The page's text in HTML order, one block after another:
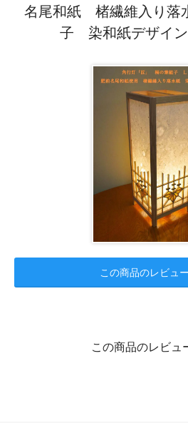
名尾和紙 楮繊維入り
子 染和紙デザイン
この商品のレビュ
この商品のレビュ